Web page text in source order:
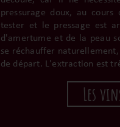
pressurage doux, au
tester et le pressage est
d'amertume et de la peau
se réchauffer
de départ. L'extraction est
Les